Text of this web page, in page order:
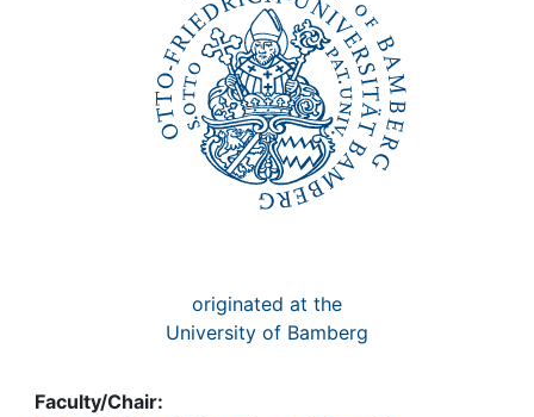
originated at the
University of Bamberg
Faculty/Chair: